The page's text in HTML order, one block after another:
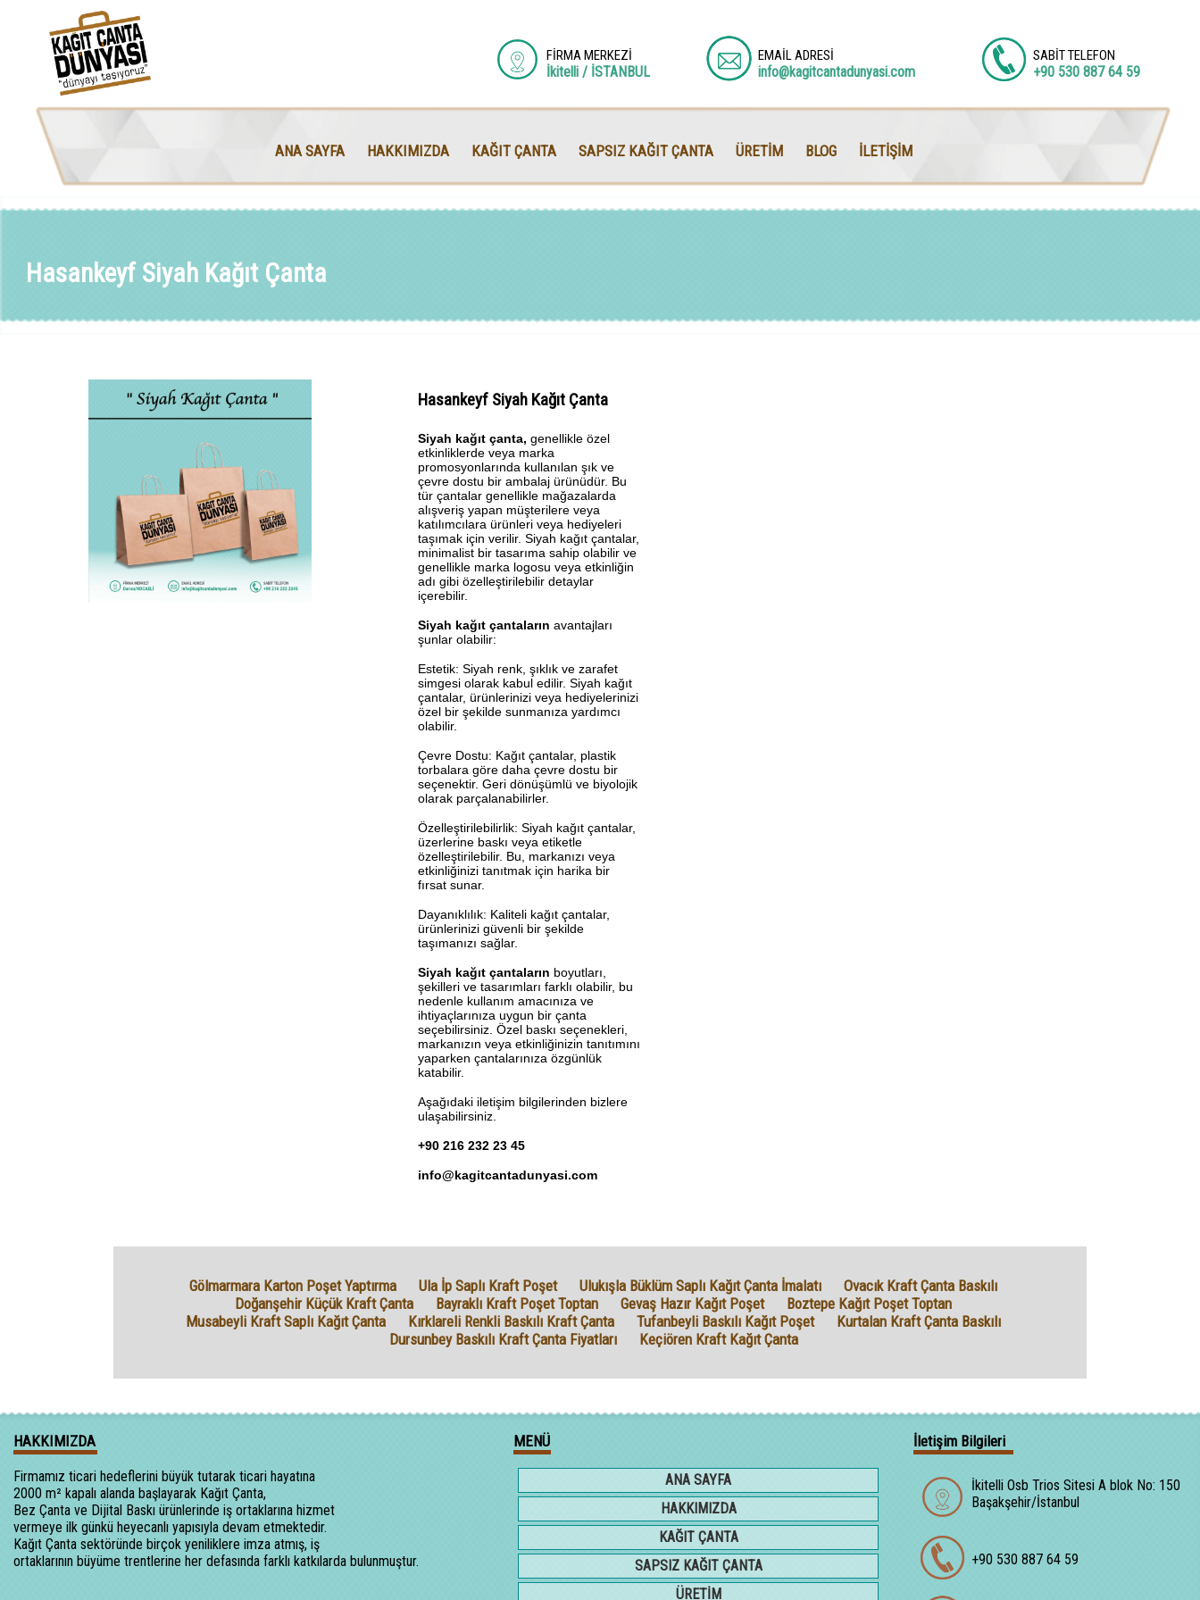
FİRMA MERKEZİ
İkitelli / İSTANBUL
EMAİL ADRESİ
info@kagitcantadunyasi.com
SABİT TELEFON
+90 530 887 64 59
ANA SAYFA HAKKIMIZDA KAĞIT ÇANTA SAPSIZ KAĞIT ÇANTA ÜRETİM BLOG İLETİŞİM
Hasankeyf Siyah Kağıt Çanta
Hasankeyf Siyah Kağıt Çanta
Siyah kağıt çanta, genellikle özel
etkinliklerde veya marka
promosyonlarında kullanılan şık ve
çevre dostu bir ambalaj ürünüdür. Bu
tür çantalar genellikle mağazalarda
alışveriş yapan müşterilere veya
katılımcılara ürünleri veya hediyeleri
taşımak için verilir. Siyah kağıt çantalar,
minimalist bir tasarıma sahip olabilir ve
genellikle marka logosu veya etkinliğin
adı gibi özelleştirilebilir detaylar
içerebilir.
Siyah kağıt çantaların avantajları
şunlar olabilir:
Estetik: Siyah renk, şıklık ve zarafet
simgesi olarak kabul edilir. Siyah kağıt
çantalar, ürünlerinizi veya hediyelerinizi
özel bir şekilde sunmanıza yardımcı
olabilir.
Çevre Dostu: Kağıt çantalar, plastik
torbalara göre daha çevre dostu bir
seçenektir. Geri dönüşümlü ve biyolojik
olarak parçalanabilirler.
Özelleştirilebilirlik: Siyah kağıt çantalar,
üzerlerine baskı veya etiketle
özelleştirilebilir. Bu, markanızı veya
etkinliğinizi tanıtmak için harika bir
fırsat sunar.
Dayanıklılık: Kaliteli kağıt çantalar,
ürünlerinizi güvenli bir şekilde
taşımanızı sağlar.
Siyah kağıt çantaların boyutları,
şekilleri ve tasarımları farklı olabilir, bu
nedenle kullanım amacınıza ve
ihtiyaçlarınıza uygun bir çanta
seçebilirsiniz. Özel baskı seçenekleri,
markanızın veya etkinliğinizin tanıtımını
yaparken çantalarınıza özgünlük
katabilir.
Aşağıdaki iletişim bilgilerinden bizlere
ulaşabilirsiniz.
+90 216 232 23 45
info@kagitcantadunyasi.com
Gölmarmara Karton Poşet Yaptırma Ula İp Saplı Kraft Poşet Ulukışla Büklüm Saplı Kağıt Çanta İmalatı
Ovacık Kraft Çanta Baskılı
Doğanşehir Küçük Kraft Çanta
Bayraklı Kraft Poşet Toptan Gevaş Hazır Kağıt Poşet
Boztepe Kağıt Poşet Toptan
Musabeyli Kraft Saplı Kağıt Çanta
Kırklareli Renkli Baskılı Kraft Çanta Tufanbeyli Baskılı Kağıt Poşet
Kurtalan Kraft Çanta Baskılı
Dursunbey Baskılı Kraft Çanta Fiyatları
Keçiören Kraft Kağıt Çanta
HAKKIMIZDA
Firmamız ticari hedeflerini büyük tutarak ticari hayatına
2000 m² kapalı alanda başlayarak Kağıt Çanta,
Bez Çanta ve Dijital Baskı ürünlerinde iş ortaklarına hizmet
vermeye ilk günkü heyecanlı yapısıyla devam etmektedir.
Kağıt Çanta sektöründe birçok yeniliklere imza atmış, iş
ortaklarının büyüme trentlerine her defasında farklı katkılarda bulunmuştur.
MENÜ
ANA SAYFA
HAKKIMIZDA
KAĞIT ÇANTA
SAPSIZ KAĞIT ÇANTA
ÜRETİM
İletişim Bilgileri
İkitelli Osb Trios Sitesi A blok No: 150
Başakşehir/İstanbul
+90 530 887 64 59